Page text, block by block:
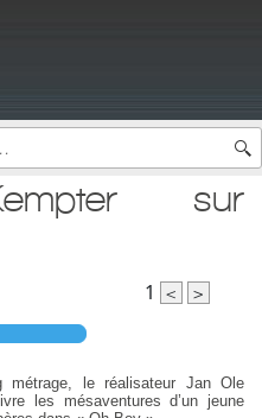
sur
1 < >
métrage, le réalisateur Jan Ole
les mésaventures d’un jeune